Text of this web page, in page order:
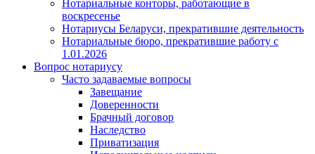
Нотариальные конторы, работающие в
воскресенье
Нотариусы Беларуси, прекратившие деятельность
Нотариальные бюро, прекратившие работу с
1.01.2026
Вопрос нотариусу
Часто задаваемые вопросы
Завещание
Доверенности
Брачный договор
Наследство
Приватизация